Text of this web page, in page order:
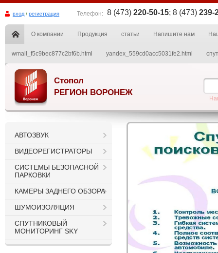
вход / регистрация Телефон: 8 (473) 220-50-15; 8 (473) 239-
О компании Продукция статьи Напишите нам
wmail_f5c9bec877c2bf6b.html yandex_559cd0acc5031fe2.html
Стопол
РЕГИОН ВОРОНЕЖ
АВТОЗВУК
ВИДЕОРЕГИСТРАТОРЫ
СИСТЕМЫ БЕЗОПАСНОЙ
ПАРКОВКИ
КАМЕРЫ ЗАДНЕГО ОБЗОРА
ШУМОИЗОЛЯЦИЯ
СПУТНИКОВЫЙ
МОНИТОРИНГ SKY